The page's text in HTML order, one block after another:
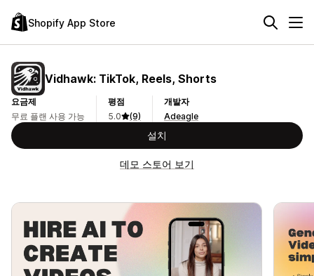
Shopify App Store
Vidhawk: TikTok, Reels, Shorts
요금제
무료 플랜 사용 가능
평점
5.0
(9)
개발자
Adeagle
설치
데모 스토어 보기